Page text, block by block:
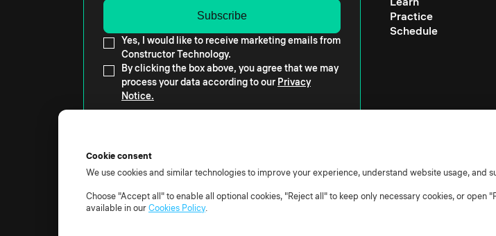
Yes, I would like to receive marketing emails from
Constructor Technology.
By clicking the box above, you agree that we may
process your data according to our Privacy
Notice.
Practice
Schedule
Kullanım KoşullarıPrivacy noticeTOMDPAAlt işlemcilerÇerez politikasıÇerez
Cookie consent
We use cookies and similar technologies to improve your experience, understand website usage, and
Choose "Accept all" to enable all optional cookies, "Reject all" to keep only necessary cookies, or
available in ourCookies Policy.